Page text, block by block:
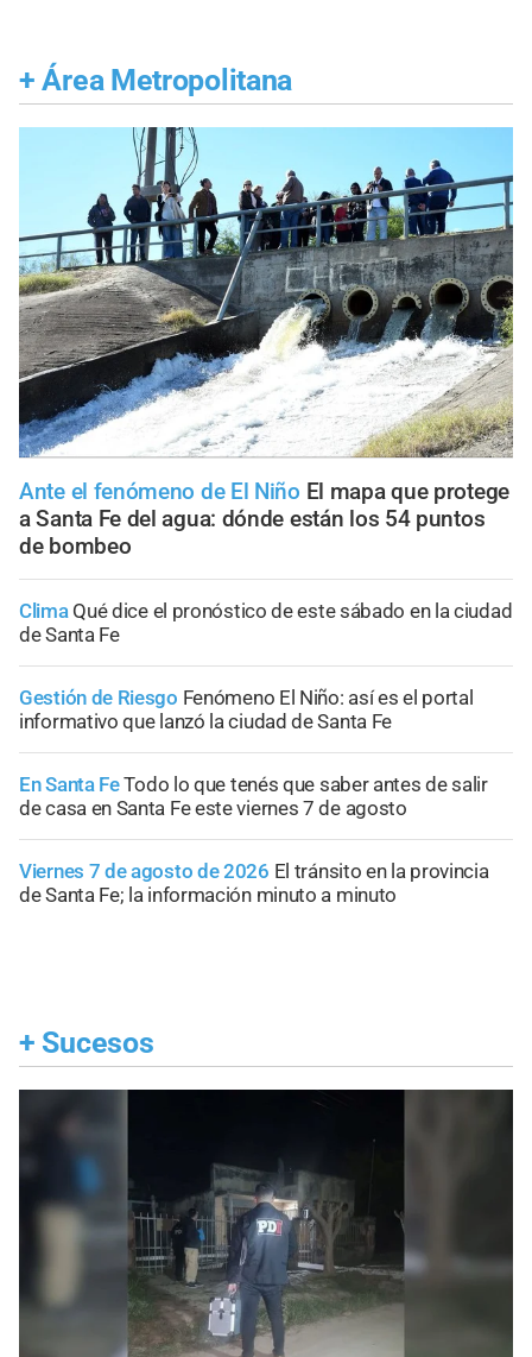
+ Área Metropolitana
Ante el fenómeno de El Niño El mapa que protege
a Santa Fe del agua: dónde están los 54 puntos
de bombeo
Clima Qué dice el pronóstico de este sábado en la ciudad
de Santa Fe
Gestión de Riesgo Fenómeno El Niño: así es el portal
informativo que lanzó la ciudad de Santa Fe
En Santa FeTodo lo que tenés que saber antes de salir
de casa en Santa Fe este viernes 7 de agosto
Viernes 7 de agosto de 2026 El tránsito en la provincia
de Santa Fe; la información minuto a minuto
+ Sucesos